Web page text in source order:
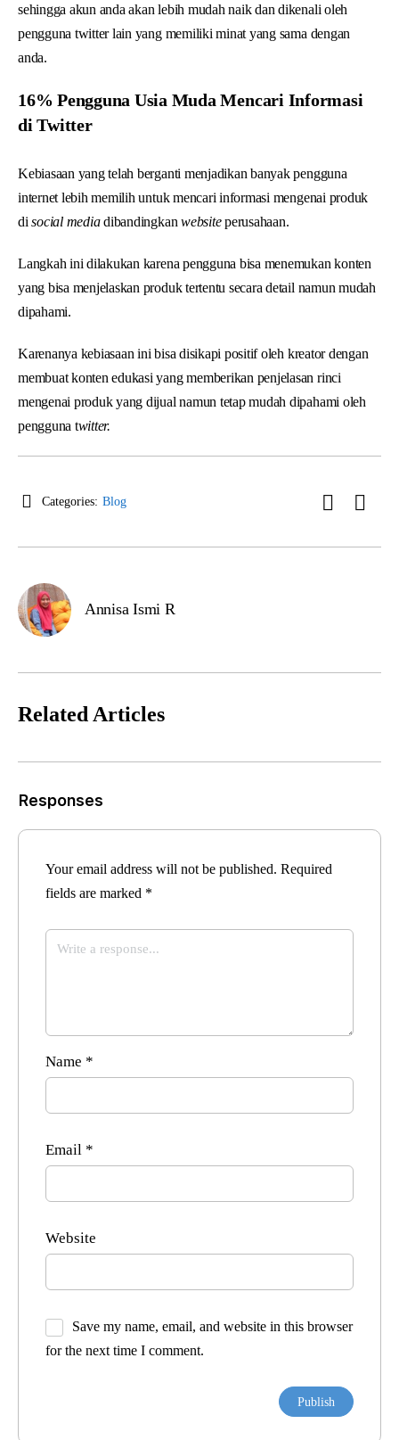
sehingga akun anda akan lebih mudah naik dan dikenali oleh
pengguna twitter lain yang memiliki minat yang sama dengan
anda.
16% Pengguna Usia Muda Mencari Informasi
di Twitter
Kebiasaan yang telah berganti menjadikan banyak pengguna
internet lebih memilih untuk mencari informasi mengenai produk
disocial mediadibandingkanwebsiteperusahaan.
Langkah ini dilakukan karena pengguna bisa menemukan konten
yang bisa menjelaskan produk tertentu secara detail namun mudah
dipahami.
Karenanya kebiasaan ini bisa disikapi positif oleh kreator dengan
membuat konten edukasi yang memberikan penjelasan rinci
mengenai produk yang dijual namun tetap mudah dipahami oleh
pengguna twitter.
Categories: Blog
Annisa Ismi R
Related Articles
Responses
Your email address will not be published. Required
fields are marked *
Name *
Email *
Website
Save my name, email, and website in this browser
for the next time I comment.